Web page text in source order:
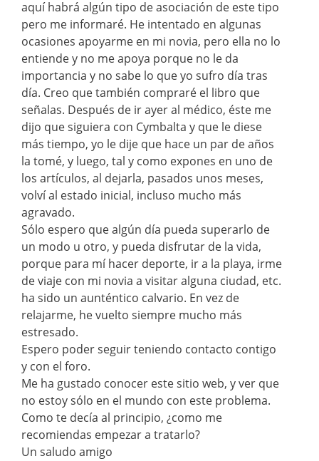
aquí habrá algún tipo de asociación de este tipo
pero me informaré. He intentado en algunas
ocasiones apoyarme en mi novia, pero ella no lo
entiende y no me apoya porque no le da
importancia y no sabe lo que yo sufro día tras
día. Creo que también compraré el libro que
señalas. Después de ir ayer al médico, éste me
dijo que siguiera con Cymbalta y que le diese
más tiempo, yo le dije que hace un par de años
la tomé, y luego, tal y como expones en uno de
los artículos, al dejarla, pasados unos meses,
volví al estado inicial, incluso mucho más
agravado.
Sólo espero que algún día pueda superarlo de
un modo u otro, y pueda disfrutar de la vida,
porque para mí hacer deporte, ir a la playa, irme
de viaje con mi novia a visitar alguna ciudad, etc.
ha sido un aunténtico calvario. En vez de
relajarme, he vuelto siempre mucho más
estresado.
Espero poder seguir teniendo contacto contigo
y con el foro.
Me ha gustado conocer este sitio web, y ver que
no estoy sólo en el mundo con este problema.
Como te decía al principio, ¿como me
recomiendas empezar a tratarlo?
Un saludo amigo